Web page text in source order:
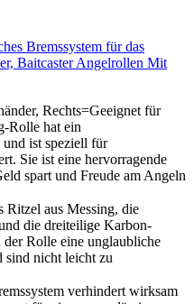
Bremssystem für das
Baitcaster Angelrollen Mit
Rechts=Geeignet für
Rolle hat ein
ist speziell für
Sie ist eine hervorragende
spart und Freude am Angeln
Ritzel aus Messing, die
die dreiteilige Karbon-
der Rolle eine unglaubliche
sind nicht leicht zu
verhindert wirksam